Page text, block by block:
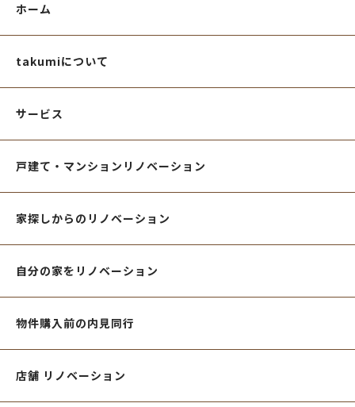
ホーム
takumiについて
サービス
戸建て・マンションリノベーション
家探しからのリノベーション
自分の家をリノベーション
物件購入前の内見同行
店舗 リノベーション